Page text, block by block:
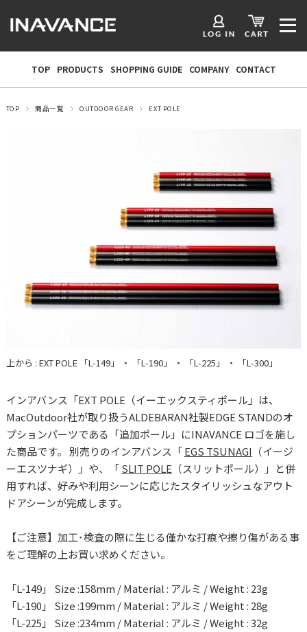
TOP PRODUCTS SHOPPING GUIDE COMPANY CONTACT
TOP 商品一覧 OUTDOOR GEAR EXT POLE
上から : EXT POLE 「L-149」 ・ 「L-190」 ・ 「L-225」 ・ 「L-300」
インアバンス「EXT POLE（イーエックスティポール」は、
MacOutdoor社が取り扱うALDEBARAN社製EDGE STANDのオ
プションパーツである「追加ポール」にINAVANCE ロゴを施し
た商品です。 別売りのインアバンス「EGS TSUNAGI （イージ
ーエスツナギ）」や、「SLIT POLE （スリットポール）」と併
用すれば、好みや利用シーンに応じたスタイリッシュなアウト
ドアシーンが完成します。
【ご注意】加工･検査の際に生じる僅かな打痕や擦り傷がある事
をご理解の上お買い求めください。
「L-149」 Size :158mm / Material : アルミ / Weight : 23g
「L-190」 Size :199mm / Material : アルミ / Weight : 28g
「L-225」 Size :234mm / Material : アルミ / Weight : 32g